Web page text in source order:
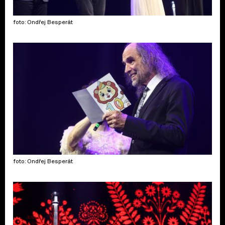
foto: Ondřej Besperát
foto: Ondřej Besperát